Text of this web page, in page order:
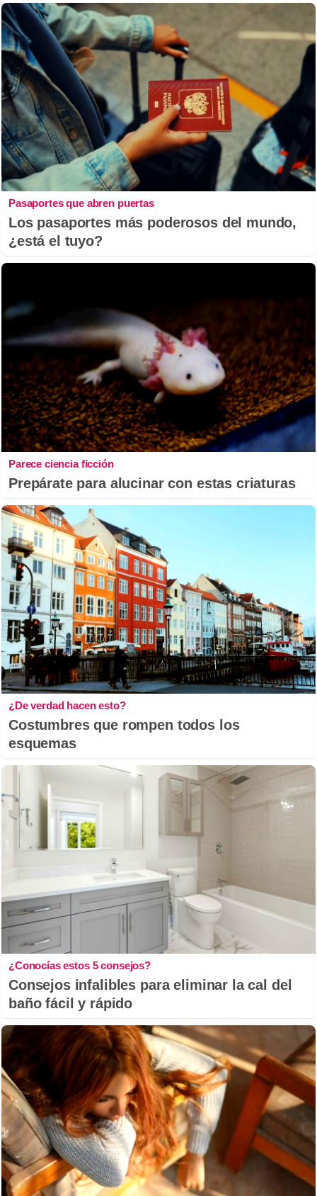
Pasaportes que abren puertas
Los pasaportes más poderosos del mundo,
¿está el tuyo?
Parece ciencia ficción
Prepárate para alucinar con estas criaturas
¿De verdad hacen esto?
Costumbres que rompen todos los
esquemas
¿Conocías estos 5 consejos?
Consejos infalibles para eliminar la cal del
baño fácil y rápido